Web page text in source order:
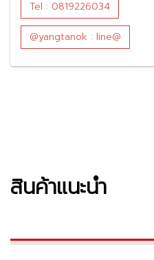
Tel : 0819226034
@yangtanok : line@
สินค้าแนะนำ